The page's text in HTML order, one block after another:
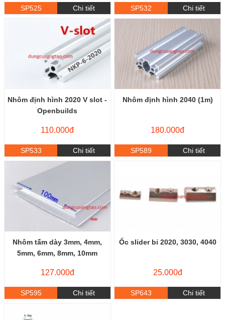
SP525 Chi tiết SP532 Chi tiết
Nhôm định hình 2020 V slot -
Openbuilds
110.000đ
SP533 Chi tiết
Nhôm định hình 2040 (1m)
180.000đ
SP589 Chi tiết
Nhôm tấm dày 3mm, 4mm,
5mm, 6mm, 8mm, 10mm
127.000đ
SP595 Chi tiết
Ốc slider bi 2020, 3030, 4040
25.000đ
SP643 Chi tiết